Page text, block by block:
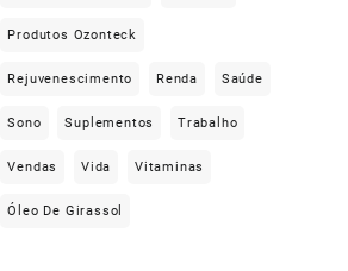
Produtos Ozonteck
Rejuvenescimento Renda Saúde
Sono Suplementos Trabalho
Vendas Vida Vitaminas
Óleo De Girassol